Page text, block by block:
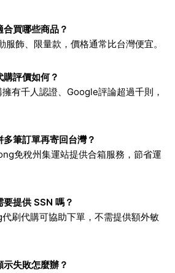
買哪些商品？
服飾、限量款，價格通常比台灣便宜。
評價如何？
有千人認證、Google評論超過千則，
筆訂單再寄回台灣？
免稅州集運站提供合箱服務，節省運
提供 SSN 嗎？
刷代購可協助下單，不需提供額外敏
失敗怎麼辦？